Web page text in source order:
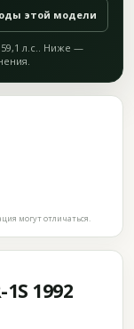
этой модели
59,1 л.с.. Ниже —
могут отличаться.
1992